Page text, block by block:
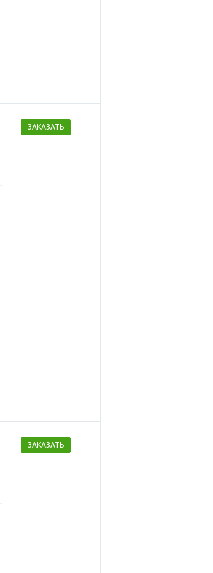
ЗАКАЗАТЬ
ЗАКАЗАТЬ